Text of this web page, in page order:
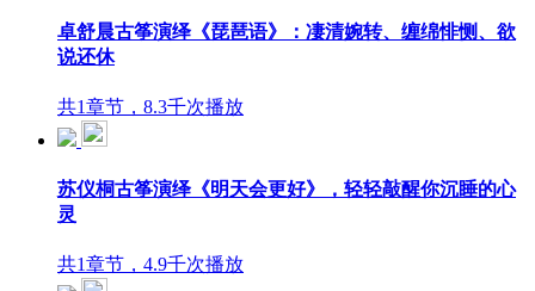
卓舒晨古筝演绎《琵琶语》：凄清婉转、缠绵悱恻、欲
说还休
共1章节，8.3千次播放
苏仪桐古筝演绎《明天会更好》，轻轻敲醒你沉睡的心
灵
共1章节，4.9千次播放